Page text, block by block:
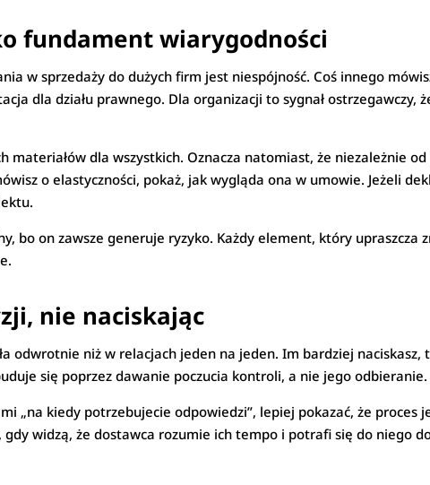
fundament wiarygodności
w sprzedaży do dużych firm jest niespójność. Coś innego
dla działu prawnego. Dla organizacji to sygnał ostrzegawczy,
materiałów dla wszystkich. Oznacza natomiast, że niezależnie
o elastyczności, pokaż, jak wygląda ona w umowie. Jeżeli
bo on zawsze generuje ryzyko. Każdy element, który upraszcza
nie naciskając
odwrotnie niż w relacjach jeden na jeden. Im bardziej
się poprzez dawanie poczucia kontroli, a nie jego odbieranie.
„na kiedy potrzebujecie odpowiedzi”, lepiej pokazać, że proces
widzą, że dostawca rozumie ich tempo i potrafi się do niego